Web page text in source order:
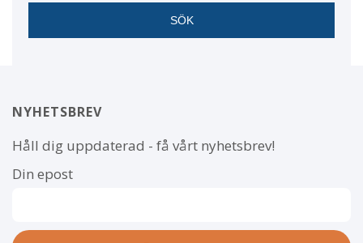
NYHETSBREV
Håll dig uppdaterad - få vårt nyhetsbrev!
Din epost